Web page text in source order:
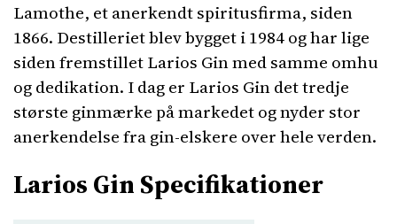
Lamothe, et anerkendt spiritusfirma, siden
1866. Destilleriet blev bygget i 1984 og har lige
siden fremstillet Larios Gin med samme omhu
og dedikation. I dag er Larios Gin det tredje
største ginmærke på markedet og nyder stor
anerkendelse fra gin-elskere over hele verden.
Larios Gin Specifikationer